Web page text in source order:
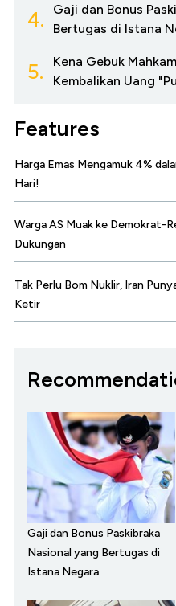
4.
Gaji dan Bonus
Bertugas di Istana
5.
Kena Gebuk
Kembalikan Uang
Features
Harga Emas Mengamuk 4%
Hari!
Warga AS Muak ke Demokrat-
Dukungan
Tak Perlu Bom Nuklir, Iran
Ketir
Gaji dan Bonus Paskibraka
Nasional yang Bertugas di
Istana Negara